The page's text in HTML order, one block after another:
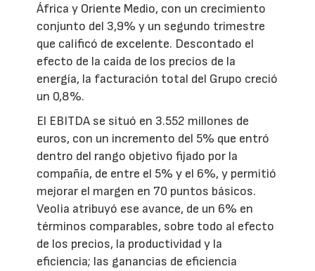
África y Oriente Medio, con un crecimiento
conjunto del 3,9% y un segundo trimestre
que calificó de excelente. Descontado el
efecto de la caída de los precios de la
energía, la facturación total del Grupo creció
un 0,8%.
El EBITDA se situó en 3.552 millones de
euros, con un incremento del 5% que entró
dentro del rango objetivo fijado por la
compañía, de entre el 5% y el 6%, y permitió
mejorar el margen en 70 puntos básicos.
Veolia atribuyó ese avance, de un 6% en
términos comparables, sobre todo al efecto
de los precios, la productividad y la
eficiencia; las ganancias de eficiencia